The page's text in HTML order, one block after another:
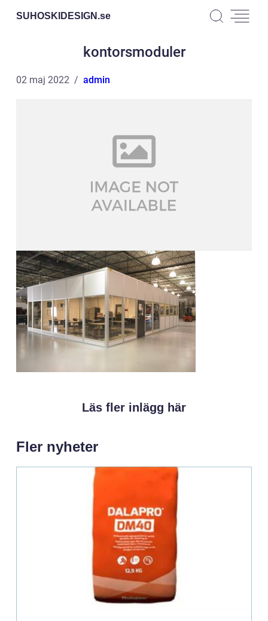
SUHOSKIDESIGN.se
kontorsmoduler
02 maj 2022 admin
Läs fler inlägg här
Fler nyheter